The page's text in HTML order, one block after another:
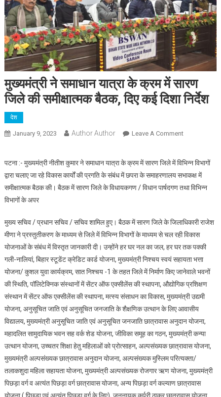
मुख्यमंत्री ने समाधान यात्रा के क्रम में सारण
जिले की समीक्षात्मक बैठक, दिए कई दिशा निर्देश
देश
January 9, 2023 Author Author Leave A CommentOn
समाधान
यात्रा
के
सारण
जिले
की
समीक्षात्मक
बैठक,
दिए
कई
दिशा
पटना :- मुख्यमंत्री नीतीश कुमार ने समाधान यात्रा के क्रम में सारण जिले में विभिन्न विभागों
द्वारा चलाए जा रहे विकास कार्यों की प्रगति के संबंध में छपरा के समाहरणालय सभाकक्ष में
समीक्षात्मक बैठक की। बैठक में सारण जिले के विधायकगण / विधान पार्षदगण तथा विभिन्न
विभागों के अपर
मुख्य सचिव / प्रधान सचिव / सचिव शामिल हुए। बैठक में सारण जिले के जिलाधिकारी राजेश
मीणा ने प्रस्तुतीकरण के माध्यम से जिले में विभिन्न विभागों के माध्यम से चल रही विकास
योजनाओं के संबंध में विस्तृत जानकारी दी। उन्होंने हर घर नल का जल, हर घर तक पक्की
गली-नालियां, बिहार स्टूडेंट क्रेडिट कार्ड योजना, मुख्यमंत्री निश्चय स्वयं सहायता भत्ता
योजना/ कुशल युवा कार्यक्रम, सात निश्चय -1 के तहत जिले में निर्माण किए जानेवाले भवनों
की स्थिति, पॉलिटेक्निक संस्थानों में सेंटर ऑफ एक्सीलेंस की स्थापना, औद्योगिक प्रशिक्षण
संस्थान में सेंटर ऑफ एक्सीलेंस की स्थापना, मत्स्य संसाधन का विकास, मुख्यमंत्री उद्यमी
योजना, अनुसूचित जाति एवं अनुसूचित जनजाति के शैक्षणिक उत्थान के लिए आवासीय
विद्यालय, मुख्यमंत्री अनुसूचित जाति एवं अनुसूचित जनजाति छात्रावास अनुदान योजना,
महादलित सामुदायिक भवन सह वर्क शेड योजना, जीविका समूह का गठन, मुख्यमंत्री कन्या
उत्थान योजना, उच्चतर शिक्षा हेतु महिलाओं को प्रोत्साहन, अल्पसंख्यक छात्रावास योजना,
मुख्यमंत्री अल्पसंख्यक छात्रावास अनुदान योजना, अल्पसंख्यक मुस्लिम परित्यक्ता/
तलाकशुदा महिला सहायता योजना, मुख्यमंत्री अल्पसंख्यक रोजगार ऋण योजना, मुख्यमंत्री
पिछड़ा वर्ग व अत्यंत पिछड़ा वर्ग छात्रावास योजना, अन्य पिछड़ा वर्ग कल्याण छात्रावास